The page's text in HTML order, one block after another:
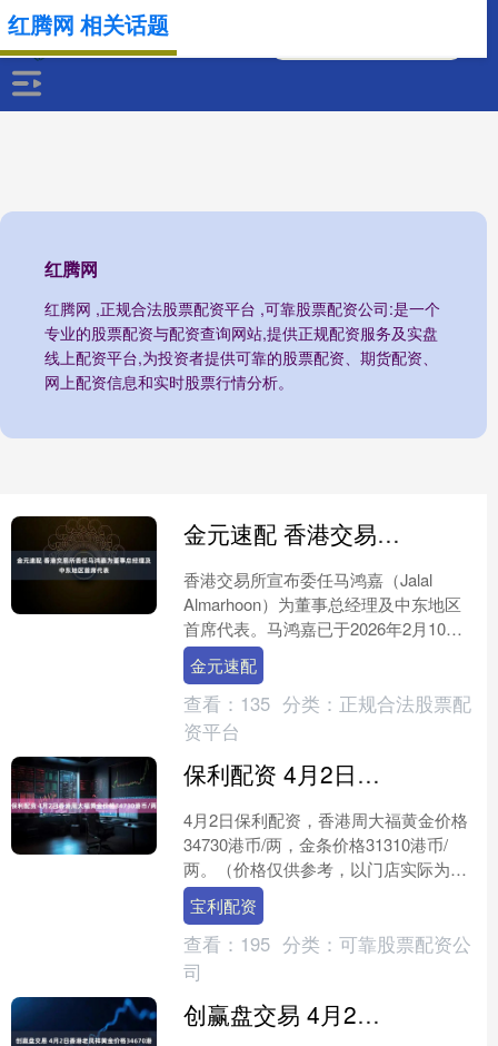
红腾网
红腾网 ,正规合法股票配资平台 ,可靠股票配资公司:是一个
专业的股票配资与配资查询网站,提供正规配资服务及实盘
线上配资平台,为投资者提供可靠的股票配资、期货配资、
网上配资信息和实时股票行情分析。
红腾网 相关话题
金元速配 香港交易所委任马鸿嘉为董事总经理及中东地区首席代表
香港交易所宣布委任马鸿嘉（Jalal
Almarhoon）为董事总经理及中东地区
首席代表。马鸿嘉已于2026年2月10日
上任，常驻香港交易所新开设的利雅得
办事处....
金元速配
查看： 135 分类： 正规合法股票配
资平台
保利配资 4月2日香港周大福黄金价格34730港币/两
4月2日保利配资，香港周大福黄金价格
34730港币/两，金条价格31310港币/
两。（价格仅供参考，以门店实际为
准）同日上海黄金交易所现货黄金
AU9999最新价....
宝利配资
查看： 195 分类： 可靠股票配资公
司
创赢盘交易 4月2日香港老凤祥黄金价格34670港币/两